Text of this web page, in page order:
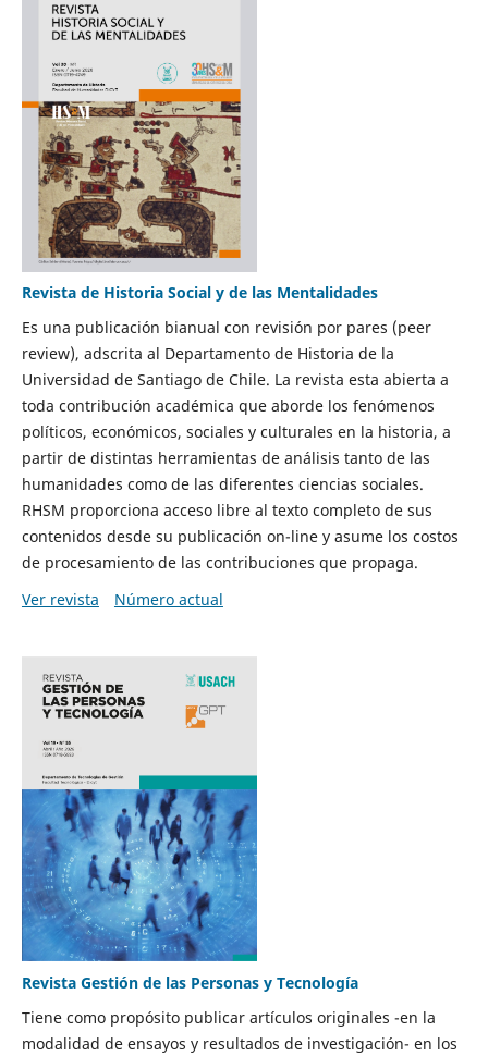
Revista de Historia Social y de las Mentalidades
Es una publicación bianual con revisión por pares (peer
review), adscrita al Departamento de Historia de la
Universidad de Santiago de Chile. La revista esta abierta a
toda contribución académica que aborde los fenómenos
políticos, económicos, sociales y culturales en la historia, a
partir de distintas herramientas de análisis tanto de las
humanidades como de las diferentes ciencias sociales.
RHSM proporciona acceso libre al texto completo de sus
contenidos desde su publicación on-line y asume los costos
de procesamiento de las contribuciones que propaga.
Ver revista
Número actual
Revista Gestión de las Personas y Tecnología
Tiene como propósito publicar artículos originales -en la
modalidad de ensayos y resultados de investigación- en los